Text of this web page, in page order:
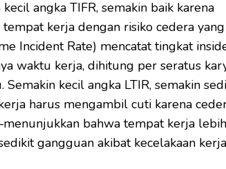
angka TIFR, semakin baik karena
kerja dengan risiko cedera
Incident Rate) mencatat tingkat
waktu kerja, dihitung per seratus
kecil angka LTIR, semakin
harus mengambil cuti karena
bahwa tempat kerja
gangguan akibat kecelakaan